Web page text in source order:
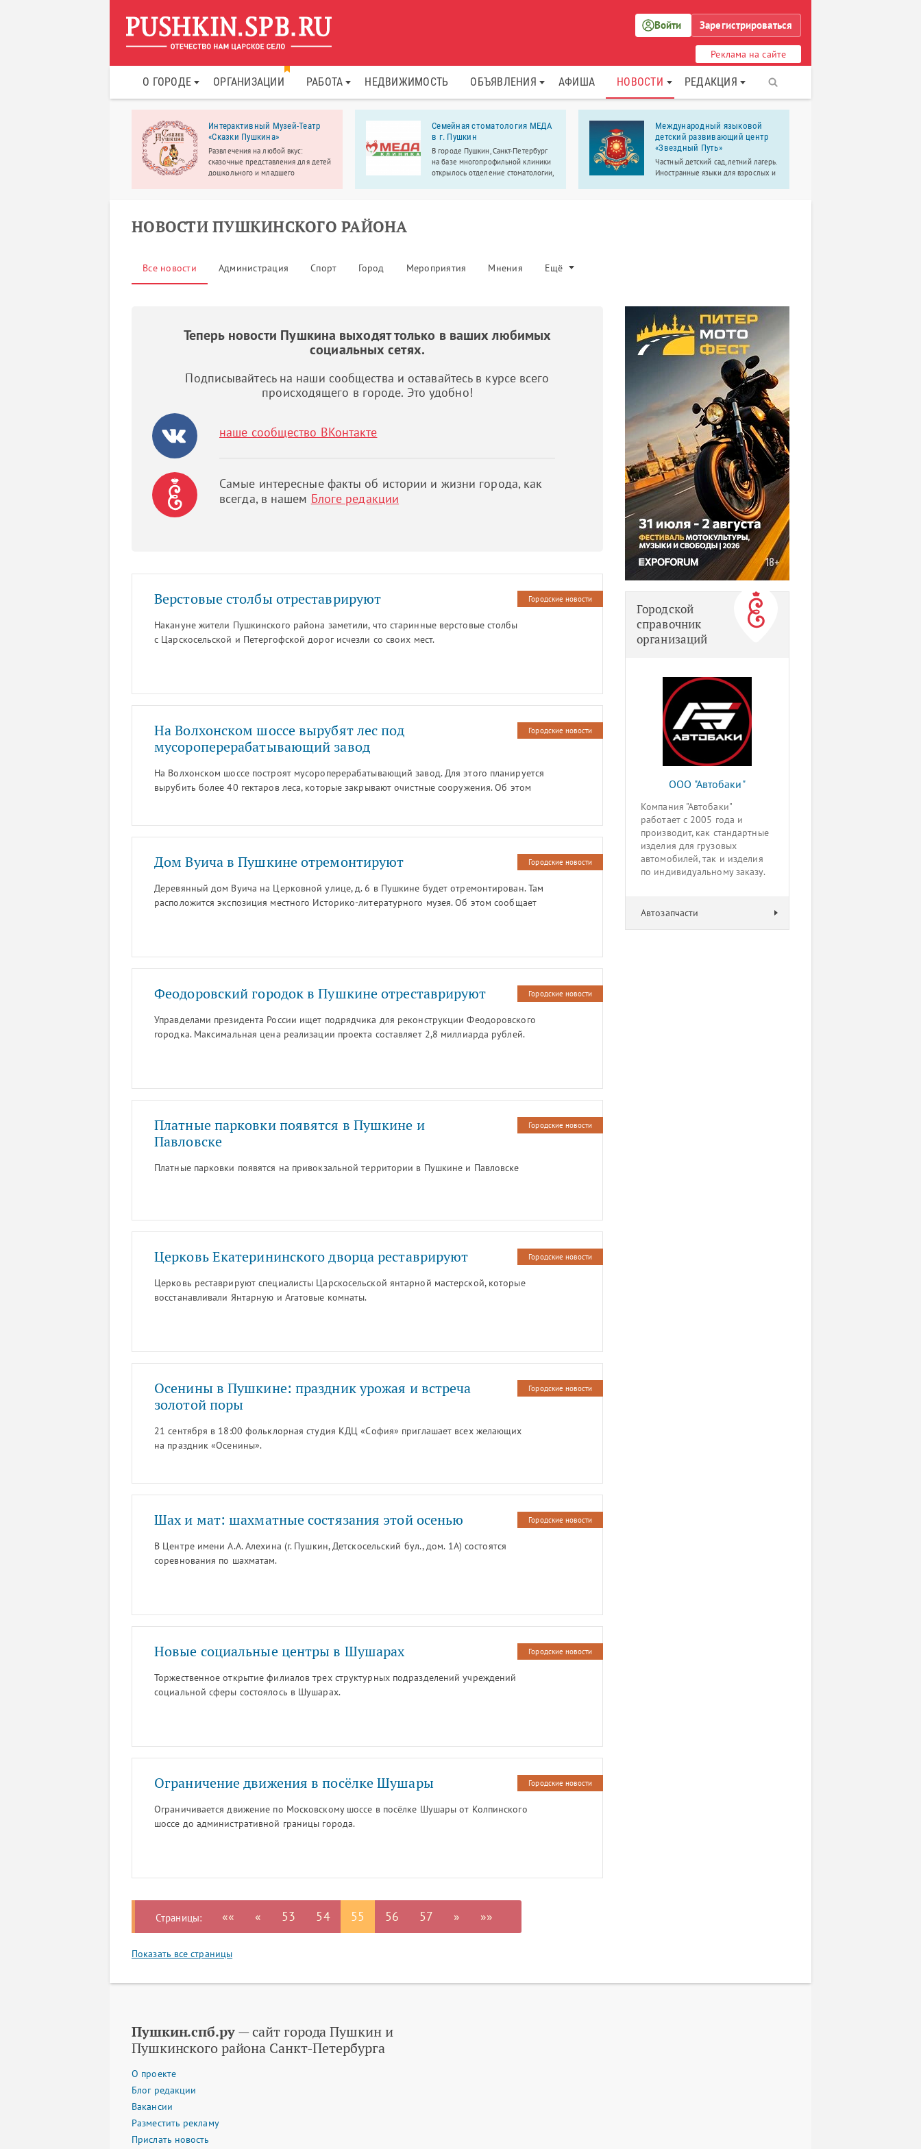
Войти Зарегистрироваться
Реклама на сайте
О ГОРОДЕ ОРГАНИЗАЦИИ РАБОТА НЕДВИЖИМОСТЬ ОБЪЯВЛЕНИЯ АФИША НОВОСТИ РЕДАКЦИЯ
Интерактивный Музей-Театр
«Сказки Пушкина»
Развлечения на любой вкус:
сказочные представления для детей
дошкольного и младшего
Семейная стоматология МЕДА
в г. Пушкин
В городе Пушкин, Санкт-Петербург
на базе многопрофильной клиники
открылось отделение стоматологии,
Международный языковой
детский развивающий центр
«Звездный Путь»
Частный детский сад, летний лагерь.
Иностранные языки для взрослых и
НОВОСТИ ПУШКИНСКОГО РАЙОНА
Все новости Администрация Спорт Город Мероприятия Мнения Ещё
Теперь новости Пушкина выходят только в ваших любимых
социальных сетях.
Подписывайтесь на наши сообщества и оставайтесь в курсе всего
происходящего в городе. Это удобно!
наше сообщество ВКонтакте
Самые интересные факты об истории и жизни города, как
всегда, в нашем Блоге редакции
Городские новости
Верстовые столбы отреставрируют
Накануне жители Пушкинского района заметили, что старинные верстовые столбы
с Царскосельской и Петергофской дорог исчезли со своих мест.
Городские новости
На Волхонском шоссе вырубят лес под
мусороперерабатывающий завод
На Волхонском шоссе построят мусороперерабатывающий завод. Для этого планируется
вырубить более 40 гектаров леса, которые закрывают очистные сооружения. Об этом
Городские новости
Дом Вуича в Пушкине отремонтируют
Деревянный дом Вуича на Церковной улице, д. 6 в Пушкине будет отремонтирован. Там
расположится экспозиция местного Историко-литературного музея. Об этом сообщает
Городские новости
Феодоровский городок в Пушкине отреставрируют
Управделами президента России ищет подрядчика для реконструкции Феодоровского
городка. Максимальная цена реализации проекта составляет 2,8 миллиарда рублей.
Городские новости
Платные парковки появятся в Пушкине и
Павловске
Платные парковки появятся на привокзальной территории в Пушкине и Павловске
Городские новости
Церковь Екатерининского дворца реставрируют
Церковь реставрируют специалисты Царскосельской янтарной мастерской, которые
восстанавливали Янтарную и Агатовые комнаты.
Городские новости
Осенины в Пушкине: праздник урожая и встреча
золотой поры
21 сентября в 18:00 фольклорная студия КДЦ «София» приглашает всех желающих
на праздник «Осенины».
Городские новости
Шах и мат: шахматные состязания этой осенью
В Центре имени А.А. Алехина (г. Пушкин, Детскосельский бул., дом. 1А) состоятся
соревнования по шахматам.
Городские новости
Новые социальные центры в Шушарах
Торжественное открытие филиалов трех структурных подразделений учреждений
социальной сферы состоялось в Шушарах.
Городские новости
Ограничение движения в посёлке Шушары
Ограничивается движение по Московскому шоссе в посёлке Шушары от Колпинского
шоссе до административной границы города.
Страницы: «« « 53 54 55 56 57 » »»
Показать все страницы
Городской
справочник
организаций
ООО "Автобаки"
Компания "Автобаки"
работает с 2005 года и
производит, как стандартные
изделия для грузовых
автомобилей, так и изделия
по индивидуальному заказу.
Автозапчасти
Пушкин.спб.ру— сайт города Пушкин и
Пушкинского района Санкт-Петербурга
О проекте
Блог редакции
Вакансии
Разместить рекламу
Прислать новость